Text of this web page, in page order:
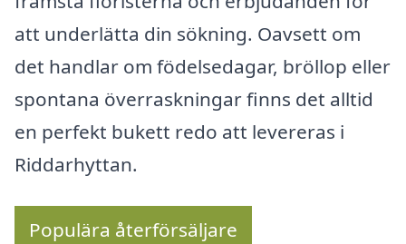
att underlätta din sökning. Oavsett om
det handlar om födelsedagar, bröllop eller
spontana överraskningar finns det alltid
en perfekt bukett redo att levereras i
Riddarhyttan.
Populära återförsäljare